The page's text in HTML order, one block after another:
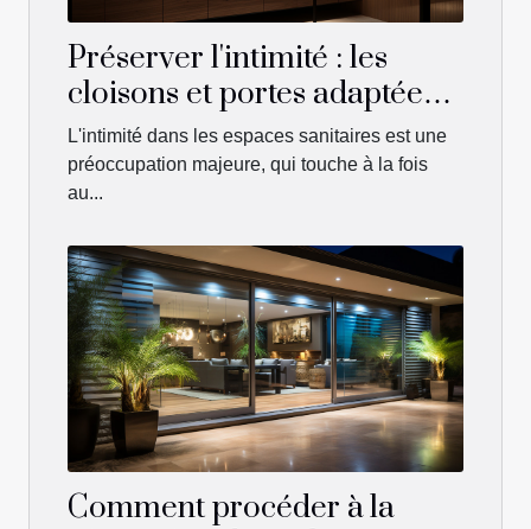
Préserver l'intimité : les
cloisons et portes adaptées
aux WC japonais
L'intimité dans les espaces sanitaires est une
préoccupation majeure, qui touche à la fois
au...
Comment procéder à la